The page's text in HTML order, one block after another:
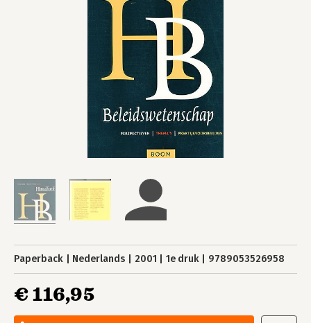
Paperback Nederlands 2001 1e druk 9789053526958
€ 116,95